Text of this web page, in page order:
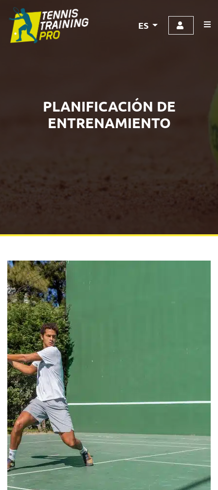
ES
PLANIFICACIÓN DE
ENTRENAMIENTO